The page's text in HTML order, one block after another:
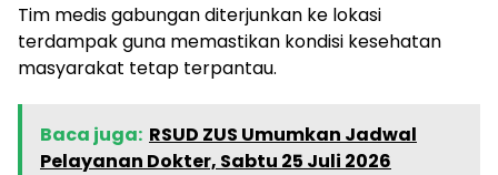
Tim medis gabungan diterjunkan ke lokasi
terdampak guna memastikan kondisi kesehatan
masyarakat tetap terpantau.
Baca juga: RSUD ZUS Umumkan Jadwal
Pelayanan Dokter, Sabtu 25 Juli 2026